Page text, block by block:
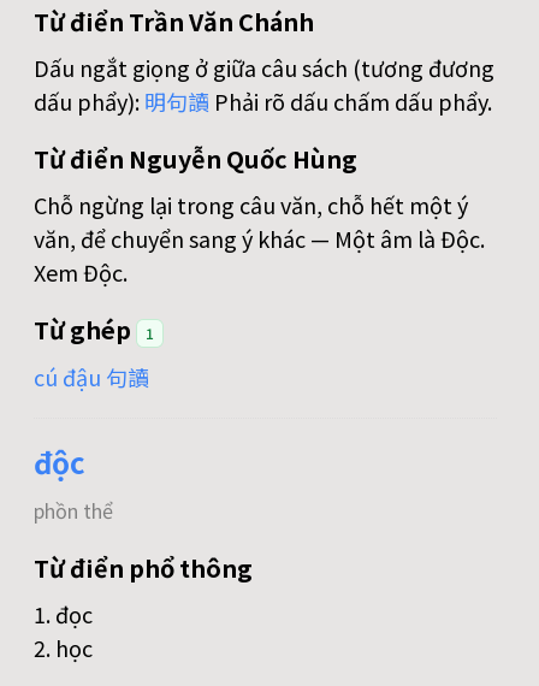
Từ điển Trần Văn Chánh
Dấu ngắt giọng ở giữa câu sách (tương đương
dấu phẩy):明句讀 Phải rõ dấu chấm dấu phẩy.
Từ điển Nguyễn Quốc Hùng
Chỗ ngừng lại trong câu văn, chỗ hết một ý
văn, để chuyển sang ý khác — Một âm là Độc.
Xem Độc.
Từ ghép 1
cú đậu 句讀
độc
phồn thể
Từ điển phổ thông
1. đọc
2. học